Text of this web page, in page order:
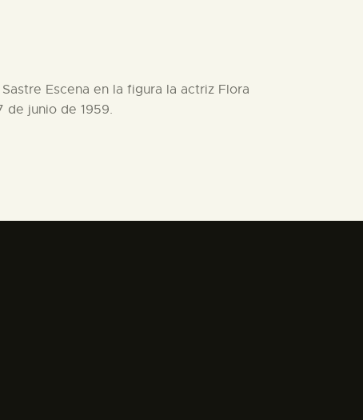
Escena en la figura la actriz Flora
de junio de 1959.